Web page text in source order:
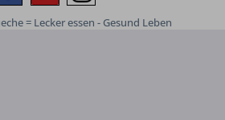
= Lecker essen - Gesund Leben